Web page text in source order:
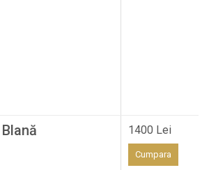
1400 Lei
Cumpara